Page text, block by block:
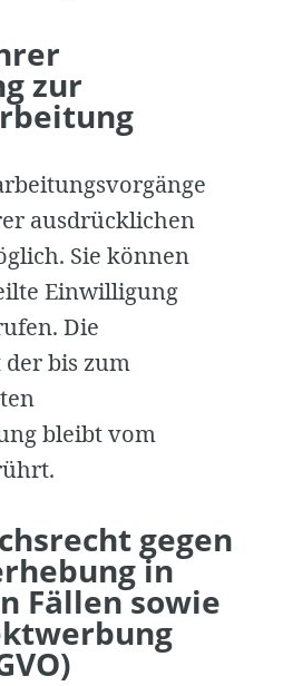
zur
ausdrücklichen
Sie können
Einwilligung
Die
bis zum
bleibt vom
gegen
in
Fällen sowie